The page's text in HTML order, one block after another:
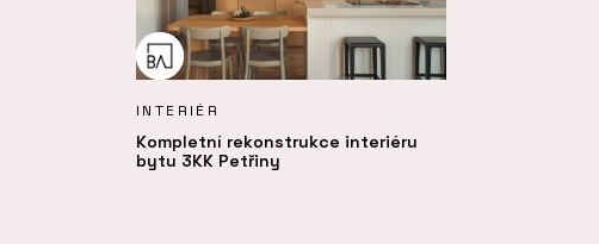
INTERIÉR
Kompletní rekonstrukce interiéru
bytu 3KK Petřiny